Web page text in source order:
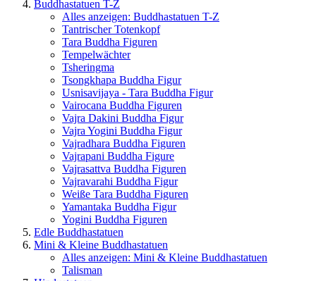
Buddhastatuen T-Z
Alles anzeigen: Buddhastatuen T-Z
Tantrischer Totenkopf
Tara Buddha Figuren
Tempelwächter
Tsheringma
Tsongkhapa Buddha Figur
Usnisavijaya - Tara Buddha Figur
Vairocana Buddha Figuren
Vajra Dakini Buddha Figur
Vajra Yogini Buddha Figur
Vajradhara Buddha Figuren
Vajrapani Buddha Figure
Vajrasattva Buddha Figuren
Vajravarahi Buddha Figur
Weiße Tara Buddha Figuren
Yamantaka Buddha Figur
Yogini Buddha Figuren
Edle Buddhastatuen
Mini & Kleine Buddhastatuen
Alles anzeigen: Mini & Kleine Buddhastatuen
Talisman